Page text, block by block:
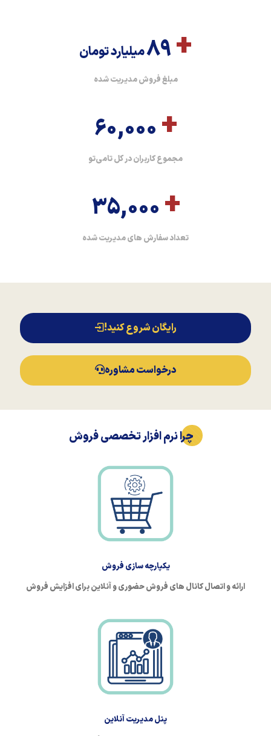
+
89میلیارد تومان
مبلغ فروش مدیریت شده
+
60,000
مجموع کاربران در کل تامی‌تو
+
35,000
تعداد سفارش های مدیریت شده
رایگان شروع کنید!
درخواست مشاوره
چرا نرم افزار تخصصی فروش
یکپارچه سازی فروش
ارائه و اتصال کانال های فروش حضوری و آنلاین برای افزایش فروش
پنل مدیریت آنلاین